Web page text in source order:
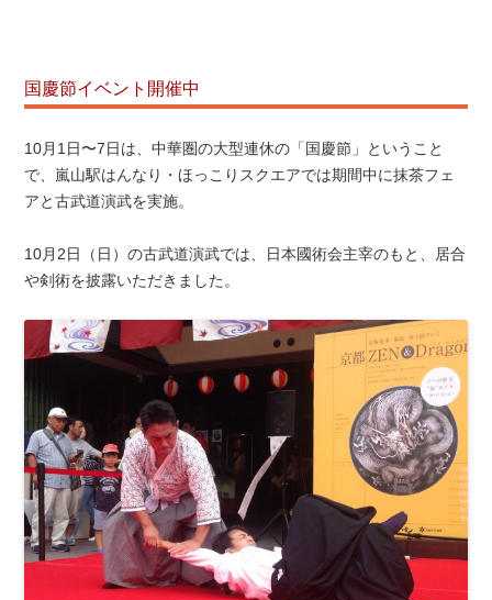
国慶節イベント開催中
10月1日〜7日は、中華圏の大型連休の「国慶節」ということ
で、嵐山駅はんなり・ほっこりスクエアでは期間中に抹茶フェ
アと古武道演武を実施。
10月2日（日）の古武道演武では、日本國術会主宰のもと、居合
や剣術を披露いただきました。